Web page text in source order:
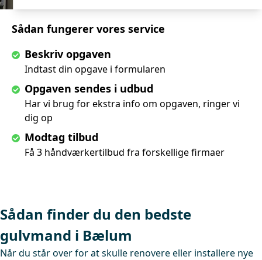
Sådan fungerer vores service
Beskriv opgaven
Indtast din opgave i formularen
Opgaven sendes i udbud
Har vi brug for ekstra info om opgaven, ringer vi
dig op
Modtag tilbud
Få 3 håndværkertilbud fra forskellige firmaer
Sådan finder du den bedste
gulvmand i Bælum
Når du står over for at skulle renovere eller installere nye